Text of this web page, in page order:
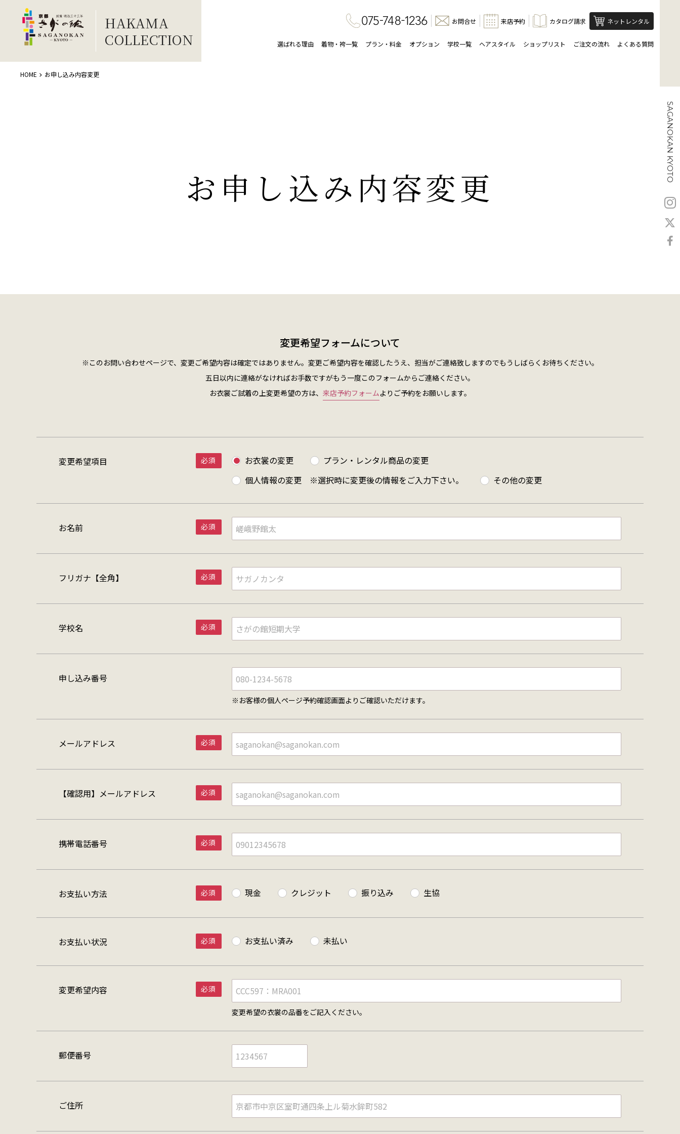
HAKAMA
COLLECTION
お問合せ 来店予約 カタログ請求 ネットレンタル
選ばれる理由 着物・袴一覧 プラン・料金 オプション 学校一覧 ヘアスタイル ショップリスト ご注文の流れ よくある質問
HOME お申し込み内容変更
お申し込み内容変更
変更希望フォームについて
※このお問い合わせページで、変更ご希望内容は確定ではありません。 変更ご希望内容を確認したうえ、担当がご連絡致しますのでもうしばらくお待ちください。
五日以内に連絡がなければお手数ですがもう一度このフォームからご連絡ください。
お衣裳ご試着の上変更希望の方は、 来店予約フォームよりご予約をお願いします。
変更希望項目 お衣裳の変更
プラン・レンタル商品の変更
個人情報の変更 ※選択時に変更後の情報をご入力下さい。
その他の変更
お名前
フリガナ【全角】
学校名
申し込み番号
※お客様の個人ページ予約確認画面よりご確認いただけます。
メールアドレス
【確認用】メールアドレス
携帯電話番号
お支払い方法 現金 クレジット 振り込み 生協
お支払い状況 お支払い済み 未払い
変更希望内容
変更希望の衣裳の品番をご記入ください。
郵便番号
ご住所
SAGANOKAN KYOTO